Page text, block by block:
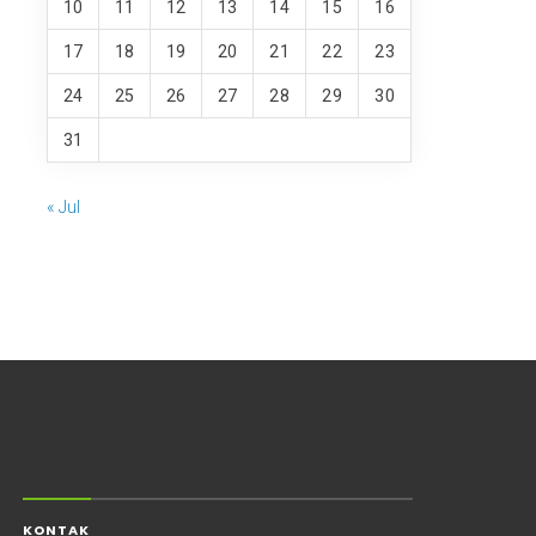
10 11 12 13 14 15 16
17 18 19 20 21 22 23
24 25 26 27 28 29 30
31
« Jul
KONTAK